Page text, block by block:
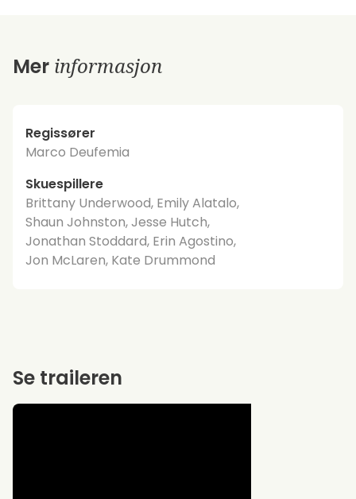
Mer informasjon
Regissører
Marco Deufemia
Skuespillere
Brittany Underwood, Emily Alatalo,
Shaun Johnston, Jesse Hutch,
Jonathan Stoddard, Erin Agostino,
Jon McLaren, Kate Drummond
Se traileren